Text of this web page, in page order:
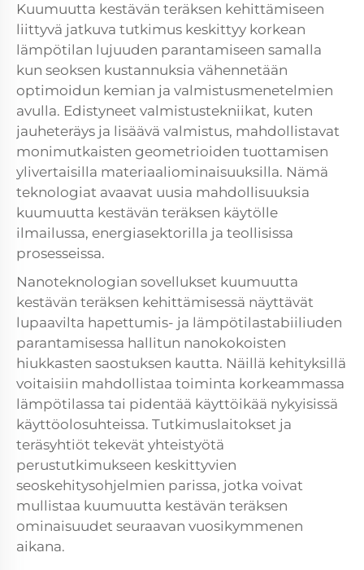
Kuumuutta kestävän teräksen kehittämiseen
liittyvä jatkuva tutkimus keskittyy korkean
lämpötilan lujuuden parantamiseen samalla
kun seoksen kustannuksia vähennetään
optimoidun kemian ja valmistusmenetelmien
avulla. Edistyneet valmistustekniikat, kuten
jauheteräys ja lisäävä valmistus, mahdollistavat
monimutkaisten geometrioiden tuottamisen
ylivertaisilla materiaaliominaisuuksilla. Nämä
teknologiat avaavat uusia mahdollisuuksia
kuumuutta kestävän teräksen käytölle
ilmailussa, energiasektorilla ja teollisissa
prosesseissa.
Nanoteknologian sovellukset kuumuutta
kestävän teräksen kehittämisessä näyttävät
lupaavilta hapettumis- ja lämpötilastabiiliuden
parantamisessa hallitun nanokokoisten
hiukkasten saostuksen kautta. Näillä kehityksillä
voitaisiin mahdollistaa toiminta korkeammassa
lämpötilassa tai pidentää käyttöikää nykyisissä
käyttöolosuhteissa. Tutkimuslaitokset ja
teräsyhtiöt tekevät yhteistyötä
perustutkimukseen keskittyvien
seoskehitysohjelmien parissa, jotka voivat
mullistaa kuumuutta kestävän teräksen
ominaisuudet seuraavan vuosikymmenen
aikana.